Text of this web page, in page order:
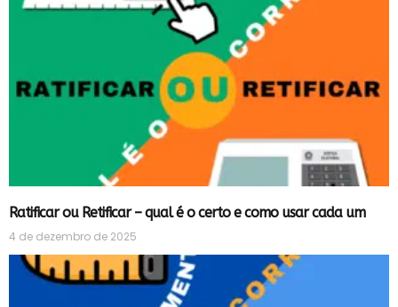
Ratificar ou Retificar – qual é o certo e como usar cada um
4 de dezembro de 2025